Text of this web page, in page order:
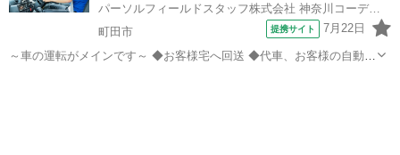
パーソルフィールドスタッフ株式会社 神奈川コーディネートセンター
町田市
提携サイト 7月22日
～車の運転がメインです～ ◆お客様宅へ回送 ◆代車、お客様の自動車